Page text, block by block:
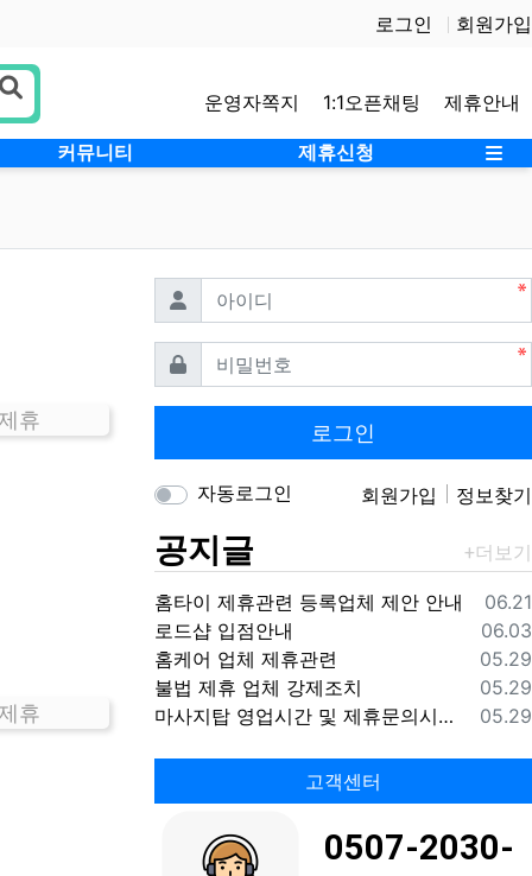
로그인 회원가입
운영자쪽지 1:1오픈채팅 제휴안내
커뮤니티 제휴신청 사
휴
휴
아이디 필수
비밀번호필수
로그인
자동로그인 회원가입 정보찾기
공지글
등록
06.21
홈타이 제휴관련 등록업체 제안 안내
등록
06.03
로드샵 입점안내
등록
05.29
홈케어 업체 제휴관련
등록
05.29
불법 제휴 업체 강제조치
등록
05.29
마사지탑 영업시간 및 제휴문의시간 안내
고객센터
0507-2030-